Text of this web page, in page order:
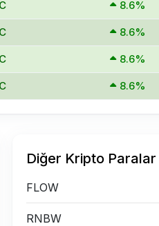
8.6%
8.6%
8.6%
8.6%
Diğer Kripto Paralar
FLOW
RNBW